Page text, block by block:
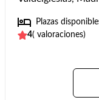
Plazas
4( valoraciones)